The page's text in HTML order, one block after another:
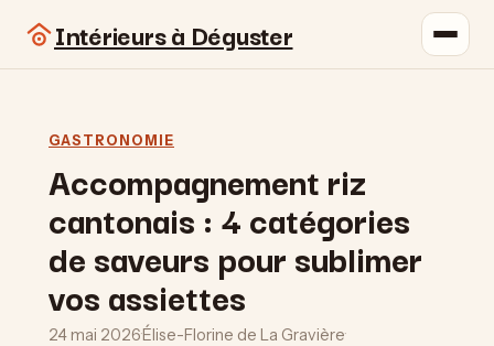
Intérieurs à Déguster
GASTRONOMIE
Accompagnement riz
cantonais : 4 catégories
de saveurs pour sublimer
vos assiettes
24 mai 2026·Élise-Florine de La Gravière·